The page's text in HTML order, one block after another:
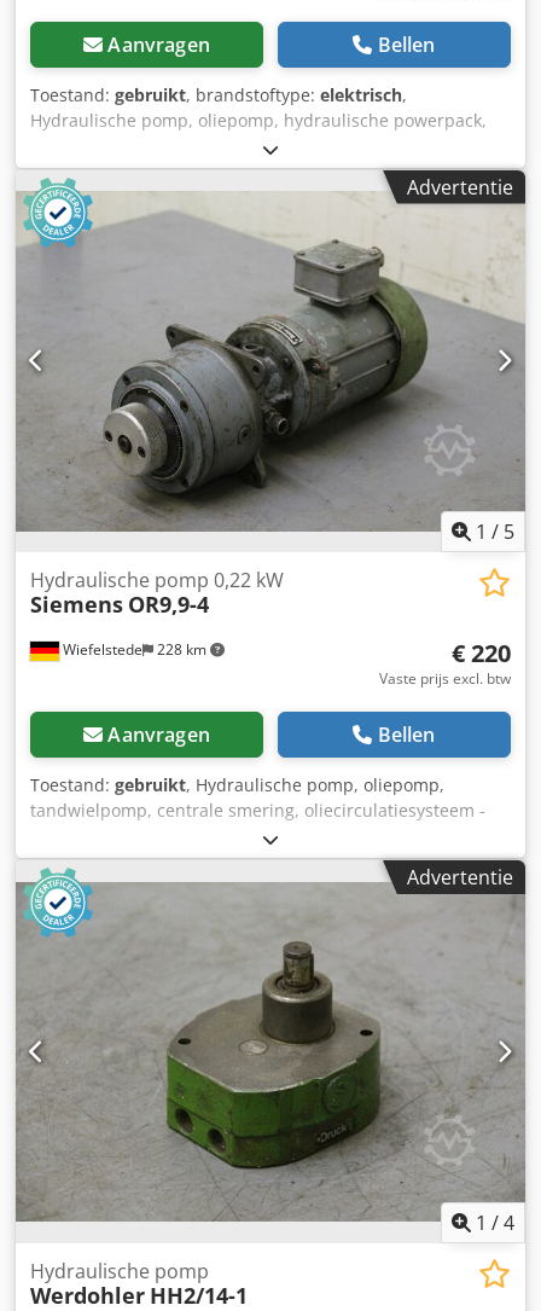
Aanvragen Bellen
Toestand: gebruikt, brandstoftype: elektrisch,
Hydraulische pomp, oliepomp, hydraulische powerpack,
hydraulische pomp, hydraulische pomp, elektromotor,
gelijkstroommotor, tractiemotor, aandrijfmotor -Aardpomp:
voor elektrische vorkheftrucks Crjdpfx Aocyh Iijdyef -
Fietspomptype: -met tank en regelventiel -Aandrijving: 24 V
-Maten: 285/280/H750 mm -gewicht: 38 kg
Advertentie
1 / 5
Wiefelstede 228 km
Hydraulische pomp 0,22 kW
Siemens OR9,9-4
€ 220
Vaste prijs excl. btw
Aanvragen Bellen
Toestand: gebruikt, Hydraulische pomp, oliepomp,
tandwielpomp, centrale smering, oliecirculatiesysteem -
Vermogen: 0,22 kW 1350 tpm -Beschermingsklasse: -
Pompvermogen: instelbaar -Aantal: 1x pompen
beschikbaar -Prijs: per stuk -Maten: 390/170/H185 mm
Credpfx Ajdpaqmedysf -gewicht: 15 kg
Advertentie
1 /4
Hydraulische pomp
Werdohler HH2/14-1